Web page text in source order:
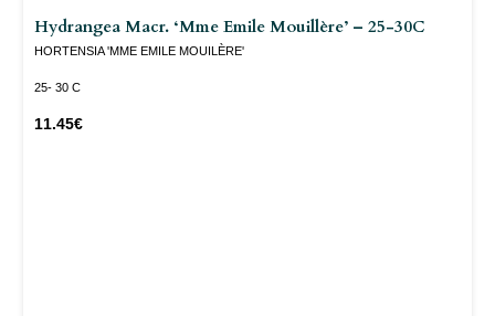
Hydrangea Macr. ‘Mme Emile Mouillère’ – 25-30C
HORTENSIA 'MME EMILE MOUILÈRE'
25- 30 C
11.45€